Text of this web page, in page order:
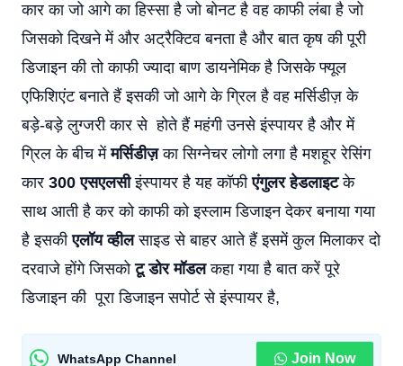
कार का जो आगे का हिस्सा है जो बोनट है वह काफी लंबा है जो
जिसको दिखने में और अट्रैक्टिव बनता है और बात कृष की पूरी
डिजाइन की तो काफी ज्यादा बाण डायनेमिक है जिसके फ्यूल
एफिशिएंट बनाते हैं इसकी जो आगे के ग्रिल है वह मर्सिडीज़ के
बड़े-बड़े लुग्जरी कार से होते हैं महंगी उनसे इंस्पायर है और में
ग्रिल के बीच मेंमर्सिडीज़का सिग्नेचर लोगो लगा है मशहूर रेसिंग
कार 300 एसएलसीइंस्पायर है यह कॉफीएंगुलर हेडलाइटके
साथ आती है कर को काफी को इस्लाम डिजाइन देकर बनाया गया
है इसकीएलॉय व्हीलसाइड से बाहर आते हैं इसमें कुल मिलाकर दो
दरवाजे होंगे जिसकोटू डोर मॉडलकहा गया है बात करें पूरे
डिजाइन की पूरा डिजाइन सपोर्ट से इंस्पायर है,
WhatsApp Channel Join Now